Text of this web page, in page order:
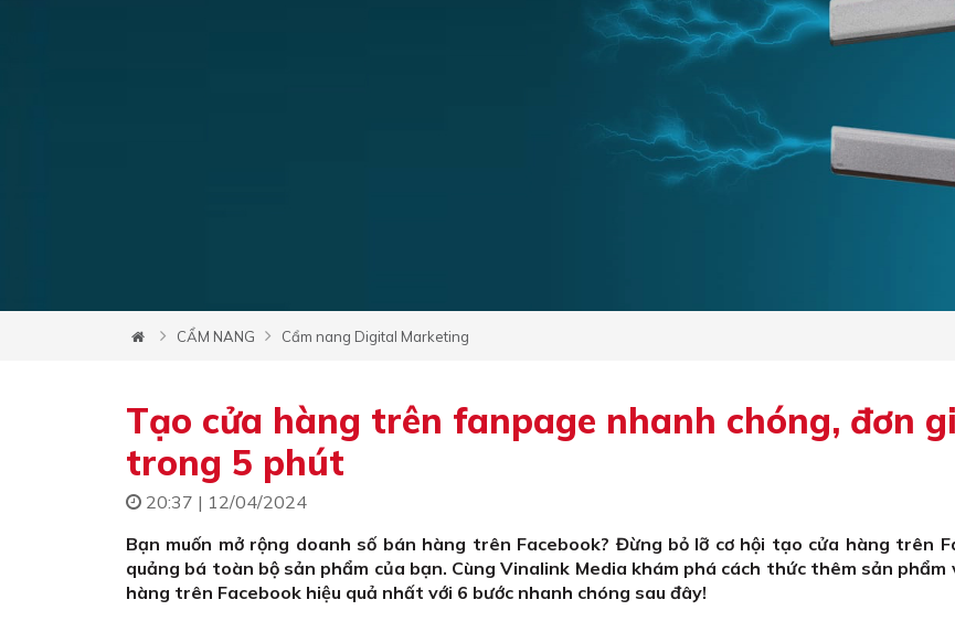
CẨM NANG Cẩm nang Digital Marketing
Tạo cửa hàng trên fanpage nhanh chóng, đơn
trong 5 phút
20:37 | 12/04/2024
Bạn muốn mở rộng doanh số bán hàng trên Facebook? Đừng bỏ lỡ cơ hội tạo cửa hàng trên
quảng bá toàn bộ sản phẩm của bạn. Cùng Vinalink Media khám phá cách thức thêm sản phẩm
hàng trên Facebook hiệu quả nhất với 6 bước nhanh chóng sau đây!